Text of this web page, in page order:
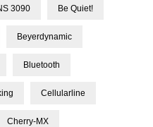
3090 Be Quiet!
Beyerdynamic
Bluetooth
Cellularline
Cherry-MX